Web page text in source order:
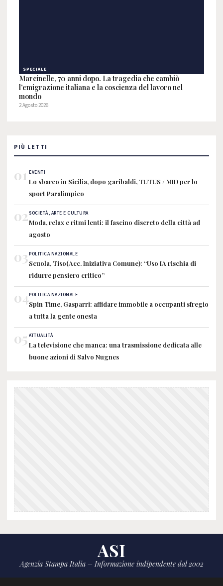
SPECIALE
Marcinelle, 70 anni dopo. La tragedia che cambiò
l’emigrazione italiana e la coscienza del lavoro nel
mondo
2 Agosto 2026
PIÙ LETTI
01 EVENTI
Lo sbarco in Sicilia, dopo garibaldi, TUTUS / MID per lo
sport Paralimpico
02SOCIETÀ, ARTE E CULTURA
Moda, relax e ritmi lenti: il fascino discreto della città ad
agosto
03POLITICA NAZIONALE
Scuola, Tiso(Acc. Iniziativa Comune): “Uso IA rischia di
ridurre pensiero critico”
04POLITICA NAZIONALE
Spin Time, Gasparri: affidare immobile a occupanti sfregio
a tutta la gente onesta
05 ATTUALITÀ
La televisione che manca: una trasmissione dedicata alle
buone azioni di Salvo Nugnes
ASI
Agenzia Stampa Italia – Informazione indipendente dal 2002